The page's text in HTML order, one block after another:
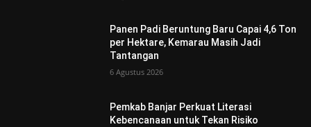
Panen Padi Beruntung Baru Capai 4,6 Ton
per Hektare, Kemarau Masih Jadi
Tantangan
6 Agustus 2026
Pemkab Banjar Perkuat Literasi
Kebencanaan untuk Tekan Risiko